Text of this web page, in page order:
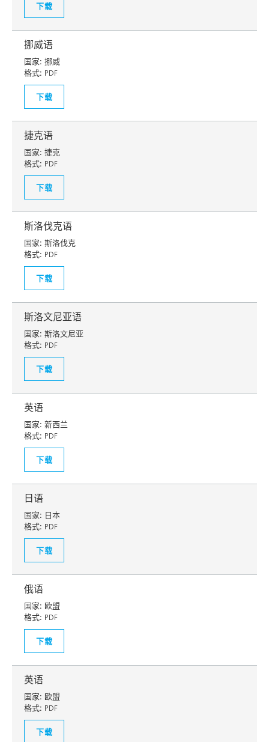
下载
挪威语
国家: 挪威
格式: PDF
下载
捷克语
国家: 捷克
格式: PDF
下载
斯洛伐克语
国家: 斯洛伐克
格式: PDF
下载
斯洛文尼亚语
国家: 斯洛文尼亚
格式: PDF
下载
英语
国家: 新西兰
格式: PDF
下载
日语
国家: 日本
格式: PDF
下载
俄语
国家: 欧盟
格式: PDF
下载
英语
国家: 欧盟
格式: PDF
下载